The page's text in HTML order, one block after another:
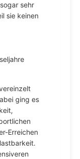
sehr
sie keinen
ging es
Erreichen